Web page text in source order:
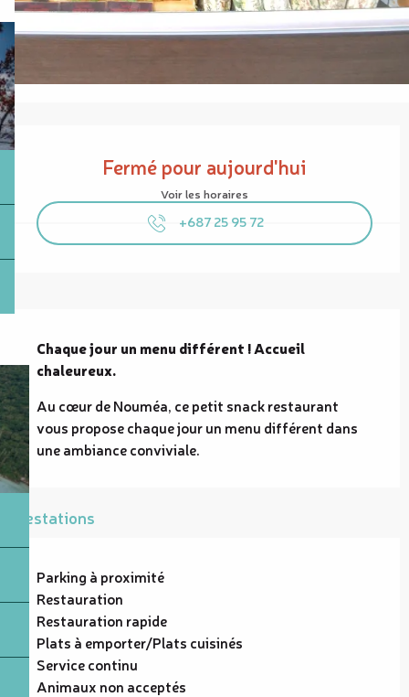
Ouverture et coordonnées
Fermé pour aujourd'hui
Voir les horaires
+687 25 95 72
Description
Chaque jour un menu différent ! Accueil
chaleureux.
Au cœur de Nouméa, ce petit snack restaurant
vous propose chaque jour un menu différent dans
une ambiance conviviale.
Prestations
Parking à proximité
Restauration
Restauration rapide
Plats à emporter/Plats cuisinés
Service continu
Animaux non acceptés